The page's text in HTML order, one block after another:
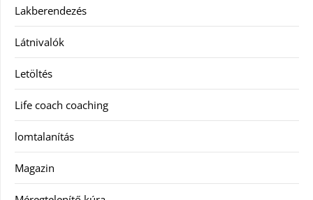
Lakberendezés
Látnivalók
Letöltés
Life coach coaching
lomtalanítás
Magazin